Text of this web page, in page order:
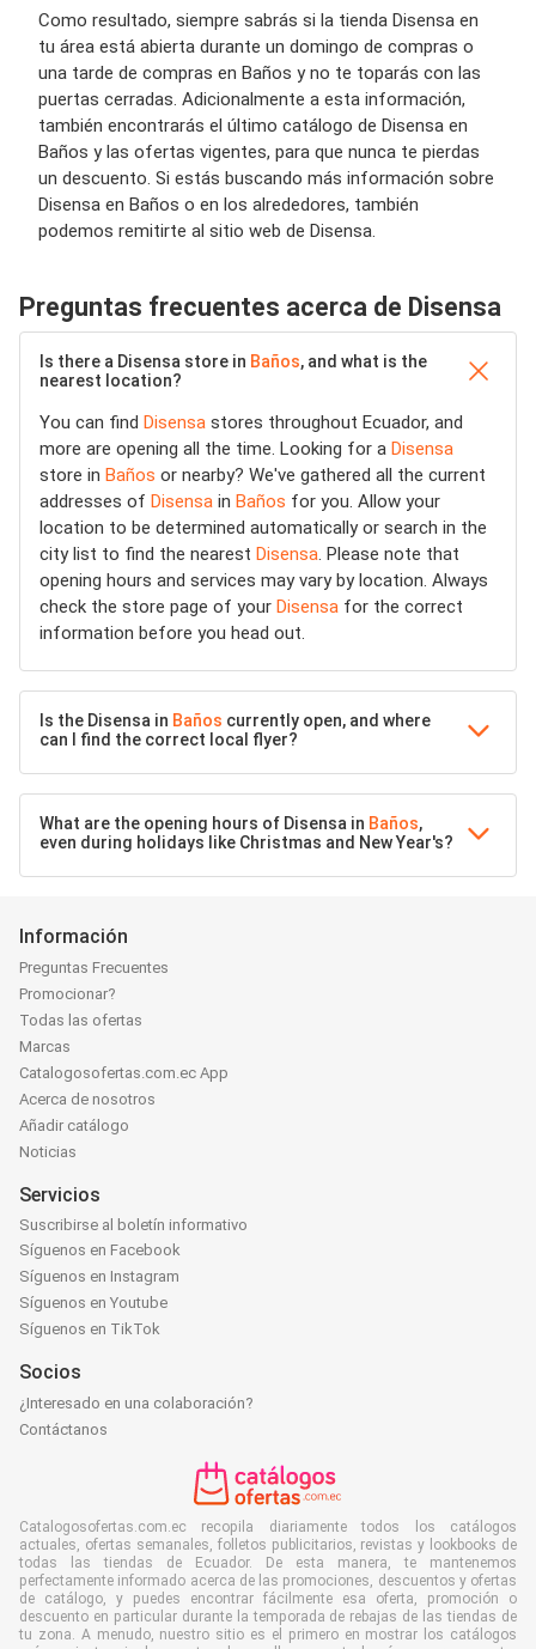
Como resultado, siempre sabrás si la tienda Disensa en
tu área está abierta durante un domingo de compras o
una tarde de compras en Baños y no te toparás con las
puertas cerradas. Adicionalmente a esta información,
también encontrarás el último catálogo de Disensa en
Baños y las ofertas vigentes, para que nunca te pierdas
un descuento. Si estás buscando más información sobre
Disensa en Baños o en los alrededores, también
podemos remitirte al sitio web de Disensa.
Preguntas frecuentes acerca de Disensa
Is there a Disensa store in Baños, and what is the
nearest location?
You can find Disensa stores throughout Ecuador, and
more are opening all the time. Looking for a Disensa
store in Baños or nearby? We've gathered all the current
addresses of Disensa in Baños for you. Allow your
location to be determined automatically or search in the
city list to find the nearest Disensa. Please note that
opening hours and services may vary by location. Always
check the store page of your Disensa for the correct
information before you head out.
Is the Disensa in Baños currently open, and where
can I find the correct local flyer?
What are the opening hours of Disensa in Baños,
even during holidays like Christmas and New Year's?
Información
Preguntas Frecuentes
Promocionar?
Todas las ofertas
Marcas
Catalogosofertas.com.ec App
Acerca de nosotros
Añadir catálogo
Noticias
Servicios
Suscribirse al boletín informativo
Síguenos en Facebook
Síguenos en Instagram
Síguenos en Youtube
Síguenos en TikTok
Socios
¿Interesado en una colaboración?
Contáctanos
Catalogosofertas.com.ec recopila diariamente todos los catálogos
actuales, ofertas semanales, folletos publicitarios, revistas y lookbooks de
todas las tiendas de Ecuador. De esta manera, te mantenemos
perfectamente informado acerca de las promociones, descuentos y ofertas
de catálogo, y puedes encontrar fácilmente esa oferta, promoción o
descuento en particular durante la temporada de rebajas de las tiendas de
tu zona. A menudo, nuestro sitio es el primero en mostrar los catálogos